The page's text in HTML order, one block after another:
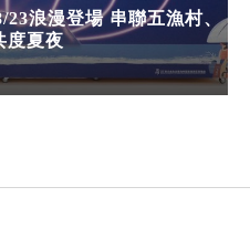
23浪漫登場 串聯五漁村、
度夏夜